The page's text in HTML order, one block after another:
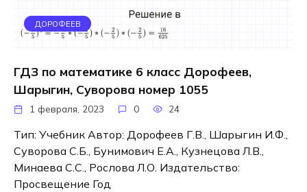
ДОРОФЕЕВ
ГДЗ по математике 6 класс Дорофеев,
Шарыгин, Суворова номер 1055
1 февраля, 2023 0 24
Тип: Учебник Автор: Дорофеев Г.В., Шарыгин И.Ф.,
Суворова С.Б., Бунимович Е.А., Кузнецова Л.В.,
Минаева С.С., Рослова Л.О. Издательство:
Просвещение Год